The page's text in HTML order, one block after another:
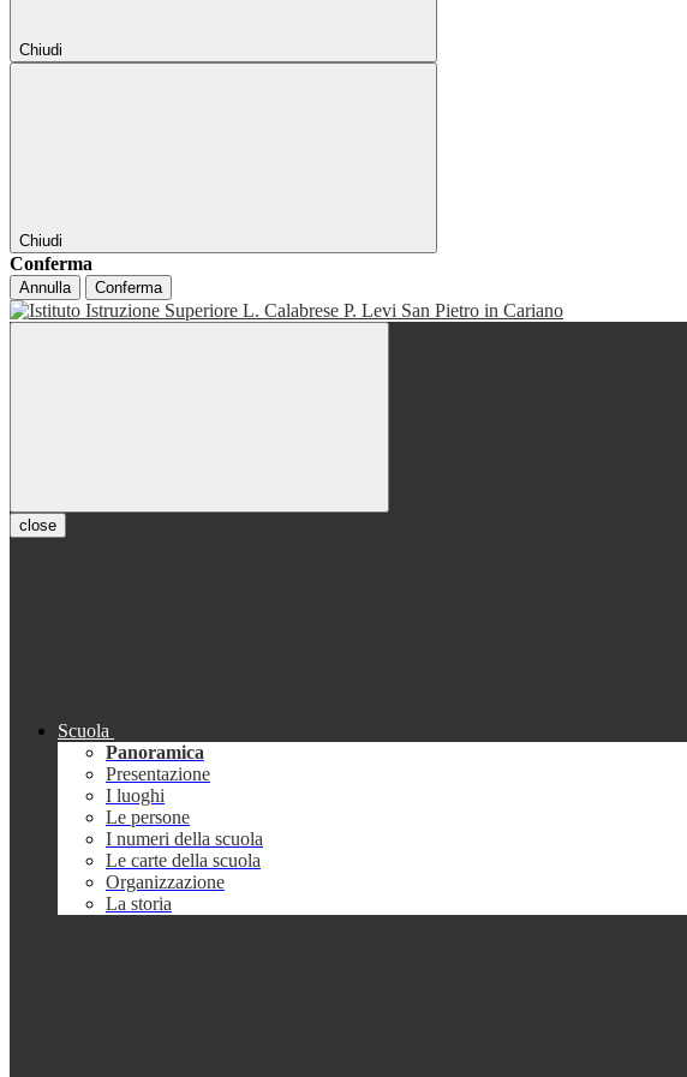
Chiudi
Chiudi
Conferma
Annulla Conferma
close
Scuola
Panoramica
Presentazione
I luoghi
Le persone
I numeri della scuola
Le carte della scuola
Organizzazione
La storia